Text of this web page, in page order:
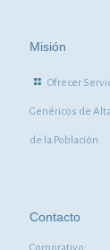
Misión
Ofrecer
Genéricos de
de la Población.
Contacto